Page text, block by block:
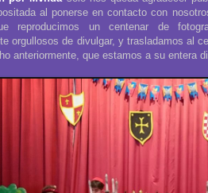
al ponerse en contacto con
reproducimos un centenar de
orgullosos de divulgar, y trasladamos al
anteriormente, que estamos a su entera